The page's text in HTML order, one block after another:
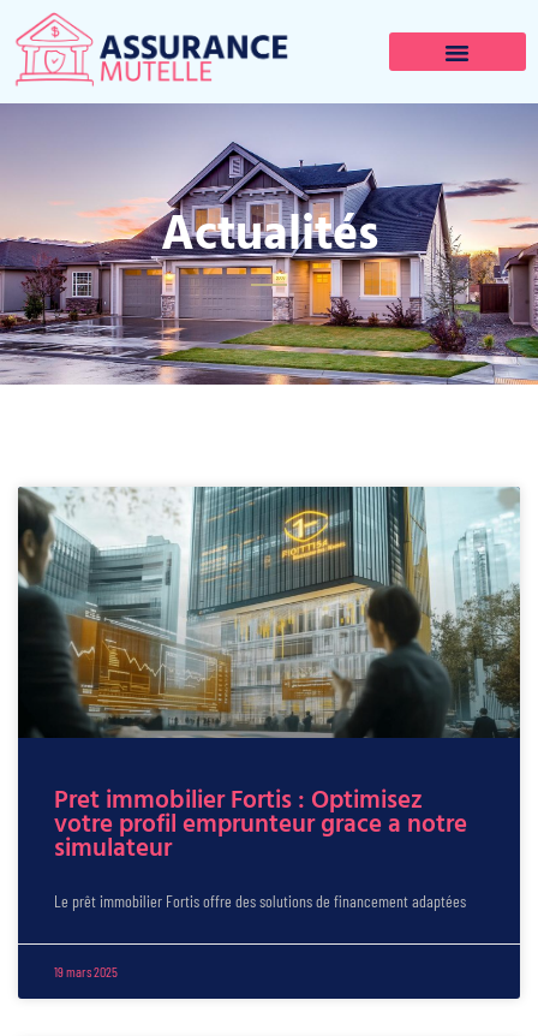
Actualités
Pret immobilier Fortis : Optimisez
votre profil emprunteur grace a notre
simulateur
Le prêt immobilier Fortis offre des solutions de financement adaptées
19 mars 2025